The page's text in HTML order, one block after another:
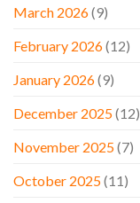
March 2026(9)
February 2026(12)
January 2026(9)
December 2025(12)
November 2025(7)
October 2025(11)